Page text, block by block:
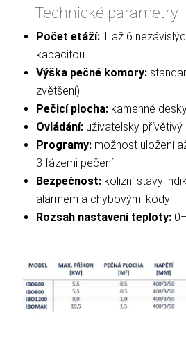
Technické parametry
Počet etáží: 1 až 6
kapacitou
Výška pečné komory:
zvětšení)
Pečicí plocha: kamenné
Ovládání: uživatelsky přívětivý
Programy: možnost uložení
3 fázemi pečení
Bezpečnost: kolizní stavy
alarmem a chybovými kódy
Rozsah nastavení teploty: